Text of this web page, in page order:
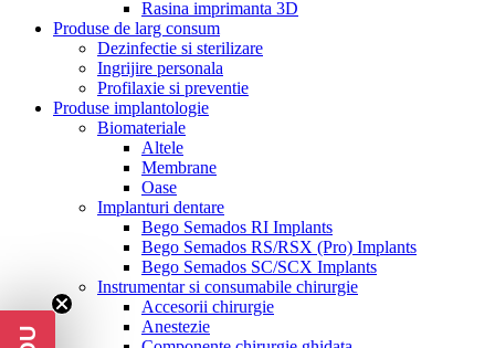
Rasina imprimanta 3D
Produse de larg consum
Dezinfectie si sterilizare
Ingrijire personala
Profilaxie si preventie
Produse implantologie
Biomateriale
Altele
Membrane
Oase
Implanturi dentare
Bego Semados RI Implants
Bego Semados RS/RSX (Pro) Implants
Bego Semados SC/SCX Implants
Instrumentar si consumabile chirurgie
Accesorii chirurgie
Anestezie